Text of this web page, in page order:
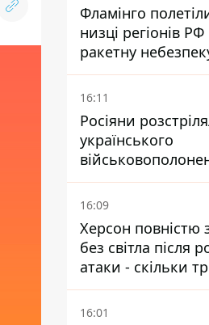
Фламінго
низці регіонів
ракетну
16:11
Росіяни
українського
районі Мирного
Донеччині
16:09
Херсон повністю
без світла після
атаки - скільки
на відновлення
16:01